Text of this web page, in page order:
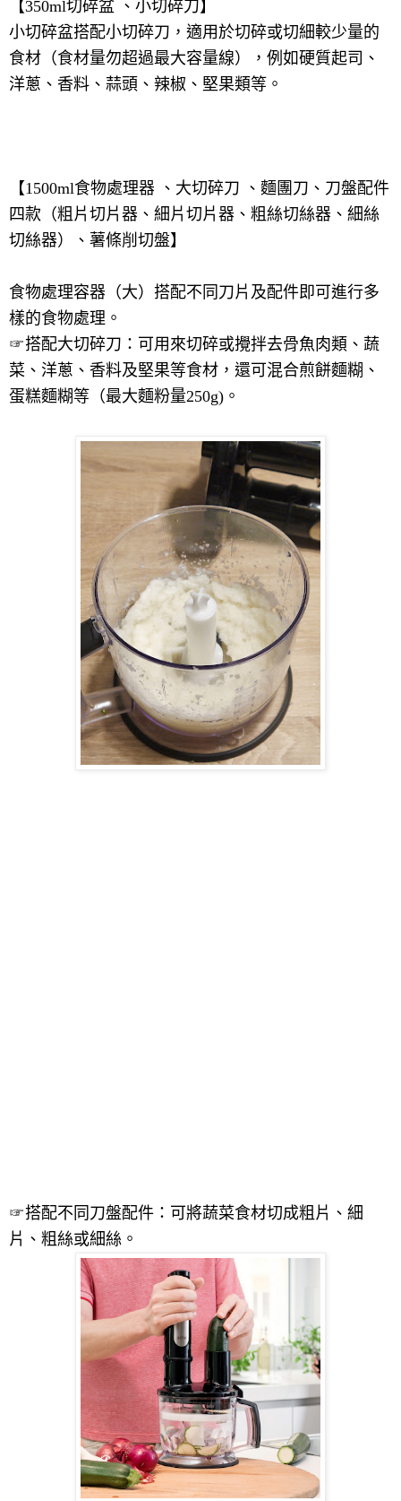
【350ml切碎盆 、小切碎刀】
小切碎盆搭配小切碎刀，適用於切碎或切細較少量的
食材（食材量勿超過最大容量線），例如硬質起司、
洋蔥、香料、蒜頭、辣椒、堅果類等。
【1500ml食物處理器 、大切碎刀 、麵團刀、 刀盤配件
四款（粗片切片器、細片切片器、粗絲切絲器、細絲
切絲器）、 薯條削切盤】
食物處理容器（大）搭配不同刀片及配件即可進行多
樣的食物處理。
☞搭配大切碎刀：可用來切碎或攪拌去骨魚肉類、蔬
菜、洋蔥、香料及堅果等食材，還可混合煎餅麵糊、
蛋糕麵糊等（最大麵粉量250g) 。
☞搭配不同刀盤配件：可將蔬菜食材切成粗片、細
片、粗絲或細絲。